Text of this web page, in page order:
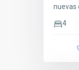
nuevas
4